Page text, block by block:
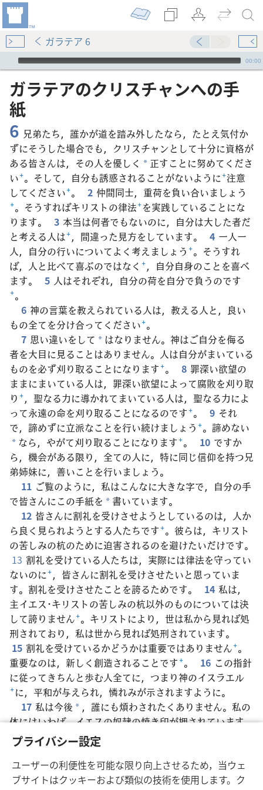
プライバシー設定
ユーザーの利便性を可能な限り向上させるため，当ウェ
ブサイトはクッキーおよび類似の技術を使用します。ク
ガラテア 6
Audio Player
00:00
ガラテア​の​クリスチャン​へ​の​手
紙
6 兄弟たち，誰かが道を踏み外したなら，たとえ気付か
ずにそうした場合でも，クリスチャンとして十分に資格が
ある皆さんは，その人を優しく * 正すことに努めてくださ
い+。そして，自分も誘惑されることがないように+注意
してください+。 2 仲間同士，重荷を負い合いましょう
+。そうすればキリストの律法+を実践していることにな
ります。
3 本当は何者でもないのに，自分は大した者だ
と考える人は+，間違った見方をしています。 4 一人一
人，自分の行いについてよく考えましょう +。そうすれ
ば，人と比べて喜ぶのではなく +，自分自身のことを喜べ
ます。
5 人はそれぞれ，自分の荷を自分で負うのです
+。
6 神の言葉を教えられている人は，教える人と，良い
もの全てを分け合ってください+。
7 思い違いをして * はなりません。神はご自分を侮る
者を大目に見ることはありません。人は自分がまいている
ものを必ず刈り取ることになります+。 8 罪深い欲望の
ままにまいている人は，罪深い欲望によって腐敗を刈り取
り +，聖なる力に導かれてまいている人は，聖なる力によ
って永遠の命を刈り取ることになるのです+。 9 それ
で，諦めずに立派なことを行い続けましょう +。諦めない
* なら，やがて刈り取ることになります+。 10 ですか
ら，機会がある限り，全ての人に，特に同じ信仰を持つ兄
弟姉妹に，善いことを行いましょう。
11 ご覧のように，私はこんなに大きな字で，自分の手
で皆さんにこの手紙を * 書いています。
12 皆さんに割礼を受けさせようとしているのは，人か
ら良く見られようとする人たちです+。彼らは，キリスト
の苦しみの杭のために迫害されるのを避けたいだけです。
13 割礼を受けている人たちは，実際には律法を守ってい
ないのに+，皆さんに割礼を受けさせたいと思っていま
す。割礼を受けさせたことを誇るためです。
14 私は，
主イエス･キリストの苦しみの杭以外のものについては決
して誇りません+。キリストにより，世は私から見れば処
刑されており，私は世から見れば処刑されています。
15 割礼を受けているかどうかは重要ではありません+。
重要なのは，新しく創造されることです+。 16 この指針
に従ってきちんと歩む人全てに，つまり神のイスラエル
+に，平和が与えられ，憐れみが示されますように。
17 私は今後 * ，誰にも煩わされたくありません。私の
体にはいわば，イエスの奴隷の焼き印が押されています
+。
18
兄弟たち，正しい精神を示している皆さんに，主イ
エス･キリストが惜しみない親切を示してくださいますよ
うに。アーメン。